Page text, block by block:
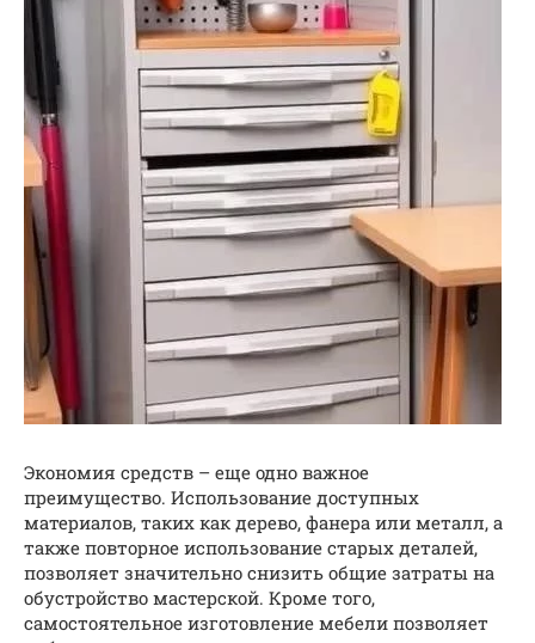
Экономия средств – еще одно важное
преимущество. Использование доступных
материалов, таких как дерево, фанера или металл, а
также повторное использование старых деталей,
позволяет значительно снизить общие затраты на
обустройство мастерской. Кроме того,
самостоятельное изготовление мебели позволяет